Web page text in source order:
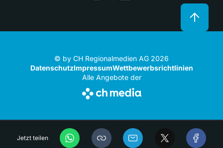
Jetzt teilen
© by CH Regionalmedien AG 2026
DatenschutzImpressumWettbewerbsrichtlinien
Alle Angebote der